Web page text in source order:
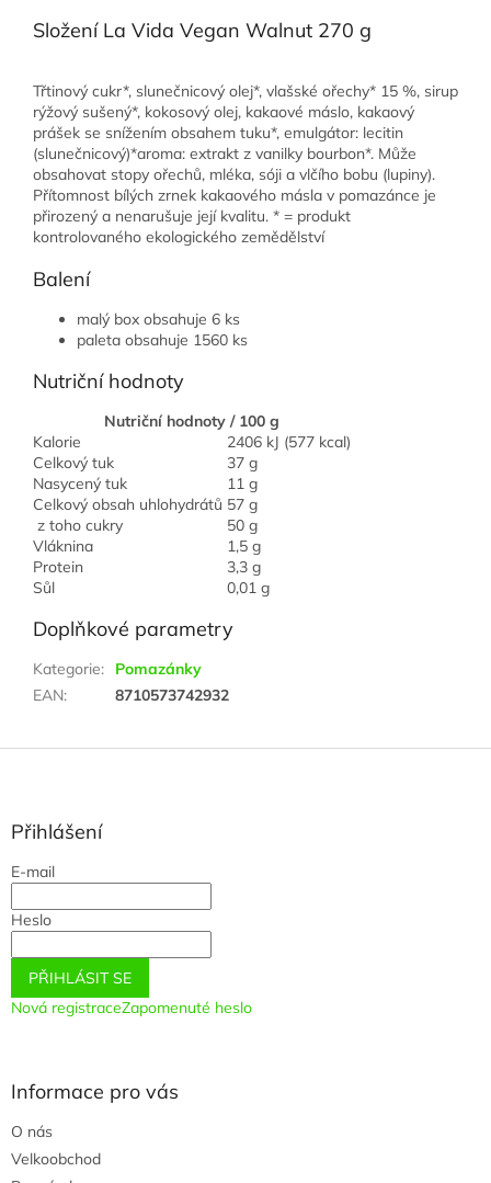
Složení La Vida Vegan Walnut 270 g
Třtinový cukr*, slunečnicový olej*, vlašské ořechy* 15 %, sirup
rýžový sušený*, kokosový olej, kakaové máslo, kakaový
prášek se snížením obsahem tuku*, emulgátor: lecitin
(slunečnicový)*aroma: extrakt z vanilky bourbon*. Může
obsahovat stopy ořechů, mléka, sóji a vlčího bobu (lupiny).
Přítomnost bílých zrnek kakaového másla v pomazánce je
přirozený a nenarušuje její kvalitu. * = produkt
kontrolovaného ekologického zemědělství
Balení
malý box obsahuje 6 ks
paleta obsahuje 1560 ks
Nutriční hodnoty
Nutriční hodnoty / 100 g
Kalorie
2406 kJ (577 kcal)
Celkový tuk
37 g
Nasycený tuk
11 g
Celkový obsah uhlohydrátů 57 g
z toho cukry
50 g
Vláknina
1,5 g
Protein
3,3 g
Sůl
0,01 g
Doplňkové parametry
Kategorie:
Pomazánky
EAN: 8710573742932
Z
Přihlášení
E-mail
Heslo
PŘIHLÁSIT SE
Nová registraceZapomenuté heslo
Informace pro vás
O nás
Velkoobchod